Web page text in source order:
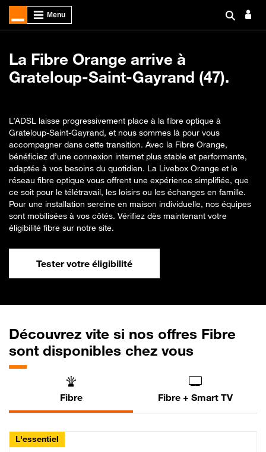
La Fibre Orange arrive à
Grateloup-Saint-Gayrand (47).
L’ADSL laisse progressivement place à la fibre optique à
Grateloup-Saint-Gayrand, et nous sommes là pour vous
accompagner dans cette transition. Avec la Fibre Orange,
bénéficiez d’une connexion internet plus stable et performante,
adaptée à vos besoins du quotidien. La Livebox Orange et le
réseau fibre optique vous offrent une expérience simplifiée, que
ce soit pour le télétravail, les loisirs ou les échanges en famille.
Pour une installation sereine en maison individuelle, nos équipes
sont mobilisées à vos côtés. Vérifiez dès maintenant votre
éligibilité fibre sur notre site.
Tester votre éligibilité
Découvrez vite si nos offres Fibre
sont disponibles chez vous
Fibre Fibre + Smart TV
L'essentiel